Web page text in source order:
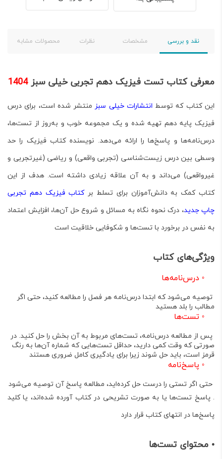
نقد و بررسی مشخصات نظرات محصولات مشابه
معرفی کتاب تست فیزیک دهم تجربی خیلی سبز1404
این کتاب که توسط انتشارات خیلی سبز منتشر شده است، برای درس
فیزیک پایه دهم تهیه شده و یک مجموعه خوب و به‌روز از تست‌ها،
درس‌نامه‌ها و پاسخ‌هارا ارائه می‌دهد. نویسنده کتاب فیزیک را حد
وسطی بین درس زیست‌شناسی (تجربی واقعی) و ریاضی (غیرتجربی و
غیرواقعی) می‌داند و به آن علاقه زیادی داشته است. هدف از این
کتاب کمک به دانش‌آموزان برای تسلط برکتاب فیزیک دهم تجربی
چاپ جدید، درک نحوه نگاه به مسائل و شروع حل آن‌ها، افزایش اعتماد
به نفس در برخورد با تست‌ها و شکوفایی خلاقیت است
ویژگی‌های کتاب
◦ درس‌نامه‌ها
توصیه می‌شود که ابتدا درس‌نامه هر فصل را مطالعه کنید، حتی اگر
مطالب را بلد هستید
◦ تست‌ها
پس از مطالعه درس‌نامه، تست‌های مربوط به آن بخش را حل کنید. در
صورتی که وقت کمی دارید، حداقل تست‌هایی که شماره آن‌ها به رنگ
قرمز است، باید حل شوند زیرا برای یادگیری کامل ضروری هستند
◦ پاسخ‌نامه
حتی اگر تستی را درست حل کرده‌اید، مطالعه پاسخ آن توصیه می‌شود
. پاسخ تست‌ها یا به صورت تشریحی در کتاب آورده شده‌اند، یا کلید
پاسخ‌ها در انتهای کتاب قرار دارد
• محتوای تست‌ها